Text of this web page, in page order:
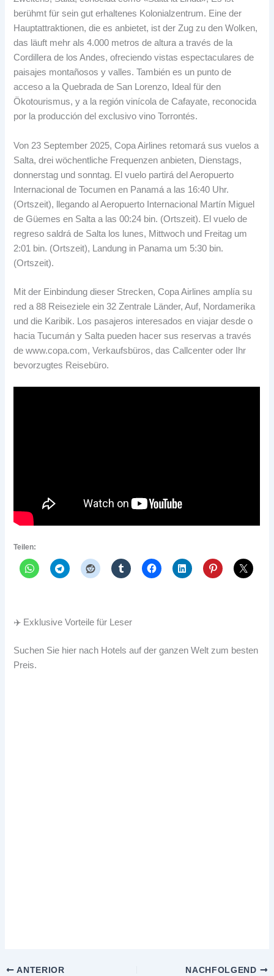
berühmt für sein gut erhaltenes Kolonialzentrum. Eine der
Hauptattraktionen, die es anbietet, ist der Zug zu den Wolken,
das läuft mehr als 4.000 metros de altura a través de la
Cordillera de los Andes,ofreciendo vistas espectaculares de
paisajes montañosos y valles.También es un punto de
acceso a la Quebrada de San Lorenzo, Ideal für den
Ökotourismus,y a la región vinícola de Cafayate, reconocida
por la producción del exclusivo vino Torrontés.
Von 23 September 2025,Copa Airlines retomará sus vuelos a
Salta, drei wöchentliche Frequenzen anbieten, Dienstags,
donnerstag und sonntag. El vuelo partirá del Aeropuerto
Internacional de Tocumen en Panamá a las 16:40 Uhr.
(Ortszeit),
llegando al Aeropuerto Internacional Martín Miguel
de Güemes en Salta a las 00:24 bin. (Ortszeit). El vuelo de
regreso saldrá de Salta los lunes, Mittwoch und Freitag um
2:01 bin. (Ortszeit), Landung in Panama um 5:30 bin.
(Ortszeit).
Mit der Einbindung dieser Strecken,Copa Airlines amplía su
red a 88 Reiseziele ein 32 Zentrale Länder, Auf, Nordamerika
und die Karibik.
Los pasajeros interesados en viajar desde o
hacia Tucumán y Salta pueden hacer sus reservas a través
de www.copa.com, Verkaufsbüros, das Callcenter oder Ihr
bevorzugtes Reisebüro.
Teilen:
✈️ Exklusive Vorteile für Leser
Suchen Sie hier nach Hotels auf der ganzen Welt zum besten
Preis.
ANTERIOR NACHFOLGEND